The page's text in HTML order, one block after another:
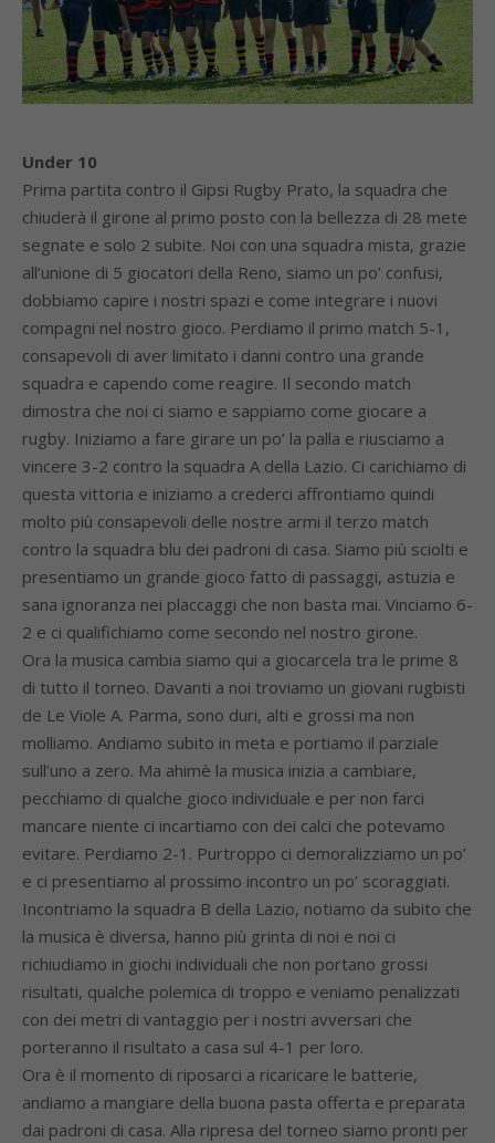
Under 10
Prima partita contro il Gipsi Rugby Prato, la squadra che
chiuderà il girone al primo posto con la bellezza di 28 mete
segnate e solo 2 subite. Noi con una squadra mista, grazie
all’unione di 5 giocatori della Reno, siamo un po’ confusi,
dobbiamo capire i nostri spazi e come integrare i nuovi
compagni nel nostro gioco. Perdiamo il primo match 5-1,
consapevoli di aver limitato i danni contro una grande
squadra e capendo come reagire. Il secondo match
dimostra che noi ci siamo e sappiamo come giocare a
rugby. Iniziamo a fare girare un po’ la palla e riusciamo a
vincere 3-2 contro la squadra A della Lazio. Ci carichiamo di
questa vittoria e iniziamo a crederci affrontiamo quindi
molto più consapevoli delle nostre armi il terzo match
contro la squadra blu dei padroni di casa. Siamo più sciolti e
presentiamo un grande gioco fatto di passaggi, astuzia e
sana ignoranza nei placcaggi che non basta mai. Vinciamo 6-
2 e ci qualifichiamo come secondo nel nostro girone.
Ora la musica cambia siamo qui a giocarcela tra le prime 8
di tutto il torneo. Davanti a noi troviamo un giovani rugbisti
de Le Viole A. Parma, sono duri, alti e grossi ma non
molliamo. Andiamo subito in meta e portiamo il parziale
sull’uno a zero. Ma ahimè la musica inizia a cambiare,
pecchiamo di qualche gioco individuale e per non farci
mancare niente ci incartiamo con dei calci che potevamo
evitare. Perdiamo 2-1. Purtroppo ci demoralizziamo un po’
e ci presentiamo al prossimo incontro un po’ scoraggiati.
Incontriamo la squadra B della Lazio, notiamo da subito che
la musica è diversa, hanno più grinta di noi e noi ci
richiudiamo in giochi individuali che non portano grossi
risultati, qualche polemica di troppo e veniamo penalizzati
con dei metri di vantaggio per i nostri avversari che
porteranno il risultato a casa sul 4-1 per loro.
Ora è il momento di riposarci a ricaricare le batterie,
andiamo a mangiare della buona pasta offerta e preparata
dai padroni di casa. Alla ripresa del torneo siamo pronti per